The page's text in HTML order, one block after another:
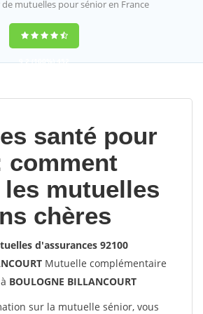
mutuelles pour sénior en France
9,2(100%)452
santé pour
comment
mutuelles
chères
d'assurances 92100
Mutuelle complémentaire
BOULOGNE BILLANCOURT
sur la mutuelle sénior, vous